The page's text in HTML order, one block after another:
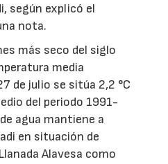
según explicó el
nota.
más seco del siglo
media
de julio se sitúa 2,2 °C
del periodo 1991-
agua mantiene a
en situación de
Alavesa como